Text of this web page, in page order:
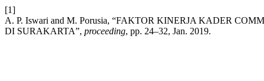
[1]
A. P. Iswari and M. Porusia, “FAKTOR KINERJA KADER
DI SURAKARTA”, proceeding, pp. 24–32, Jan. 2019.